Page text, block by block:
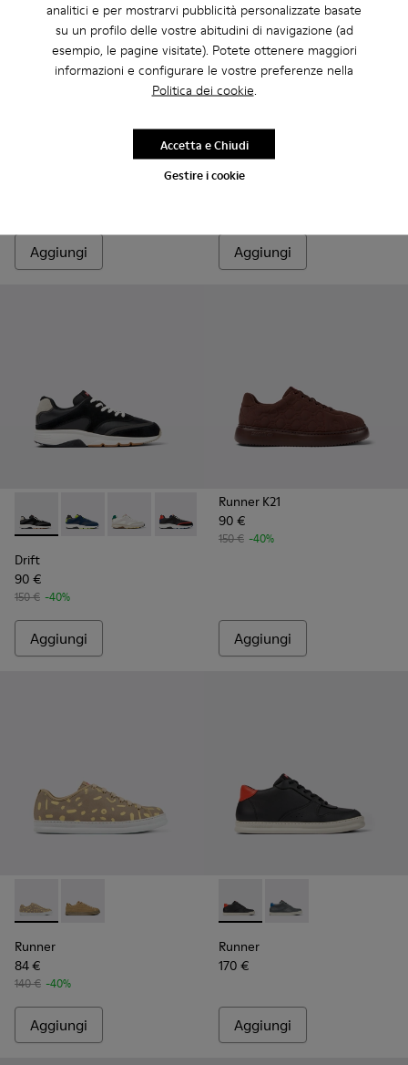
analitici e per mostrarvi pubblicità personalizzate basate
su un profilo delle vostre abitudini di navigazione (ad
esempio, le pagine visitate). Potete ottenere maggiori
informazioni e configurare le vostre preferenze nella
Politica dei cookie.
Gestire i cookie
Accetta e Chiudi
Pix - K300277-011 - Stivale stringato da uomo in pelle
Pix - K300277-019
Pix - K300277-012
Pix - K300277-007 - Stivali alti neri in
Pix - K300277-006 - Stivale
Pix - K300277-005
Aggiungi
Drift - K100876-004 -
Drift
Aggiungi
Drift - K100876-013 - Sneakers in tessuto e nabuk
Drift - K100876-020
Drift - K100876-015 - Sneakers multicolore
Drift - K100876-004 - Sneaker
Drift
90 €
150 € -40%
Aggiungi
Runner K21
90 €
150 € -40%
Aggiungi
Runner - K100842-004 - Sneaker da uomo in pelle e nabuk
Runner - K100842-002
Runner
84 €
140 € -40%
Aggiungi
Runner - K300346-005 -
Runner - K300346-
Runner
170 €
Aggiungi